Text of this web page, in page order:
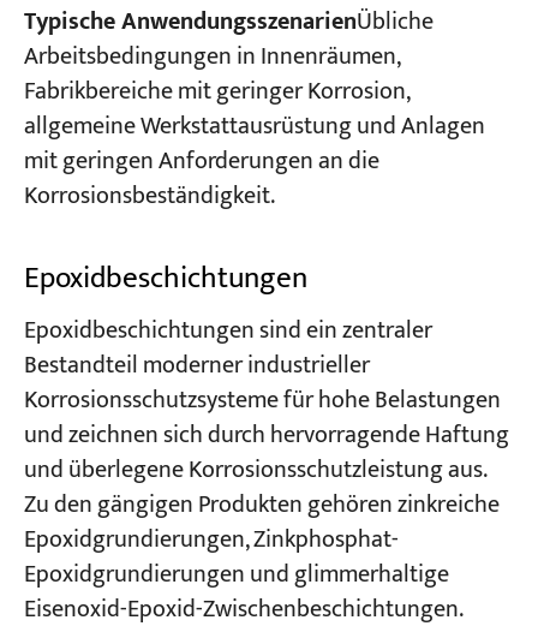
Typische AnwendungsszenarienÜbliche
Arbeitsbedingungen in Innenräumen,
Fabrikbereiche mit geringer Korrosion,
allgemeine Werkstattausrüstung und Anlagen
mit geringen Anforderungen an die
Korrosionsbeständigkeit.
Epoxidbeschichtungen
Epoxidbeschichtungen sind ein zentraler
Bestandteil moderner industrieller
Korrosionsschutzsysteme für hohe Belastungen
und zeichnen sich durch hervorragende Haftung
und überlegene Korrosionsschutzleistung aus.
Zu den gängigen Produkten gehören zinkreiche
Epoxidgrundierungen, Zinkphosphat-
Epoxidgrundierungen und glimmerhaltige
Eisenoxid-Epoxid-Zwischenbeschichtungen.